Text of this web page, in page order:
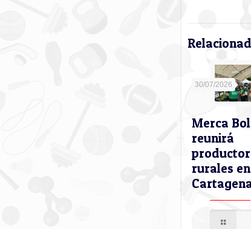
30/07/2026
Merca
reunirá
rurales en